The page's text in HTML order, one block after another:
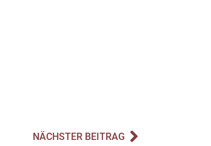
NÄCHSTER BEITRAG